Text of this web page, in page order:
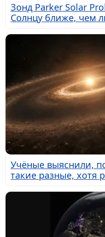
Зонд Parker Solar
Солнцу ближе, чем
Учёные выяснили,
такие разные, хотя